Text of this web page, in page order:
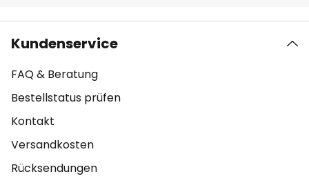
Kundenservice
FAQ & Beratung
Bestellstatus prüfen
Kontakt
Versandkosten
Rücksendungen